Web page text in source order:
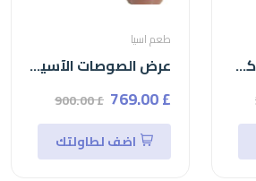
عرض البوبا مع 10 اكواب بلاستيكية مع 50شفاط
طعم اسيا
عرض الصوصات الآسيوية
£ 769.00
£ 900.00
اضف لطاولتك